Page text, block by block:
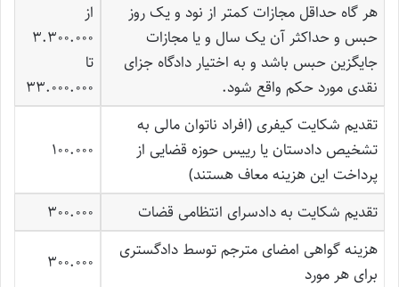
هر گاه حداقل مجازات کمتر از نود و یک روز
حبس و حداکثر آن یک سال و یا مجازات
جایگزین حبس باشد و به اختیار دادگاه جزای
نقدی مورد حکم واقع شود.
از
3.300.000
تا
33.000.000
تقدیم شکایت کیفری (افراد ناتوان مالی به
تشخیص دادستان یا رییس حوزه قضایی از
پرداخت این هزینه معاف هستند)
100.000
تقدیم شکایت به دادسرای انتظامی قضات
300.000
هزینه گواهی امضای مترجم توسط دادگستری
برای هر مورد
300.000